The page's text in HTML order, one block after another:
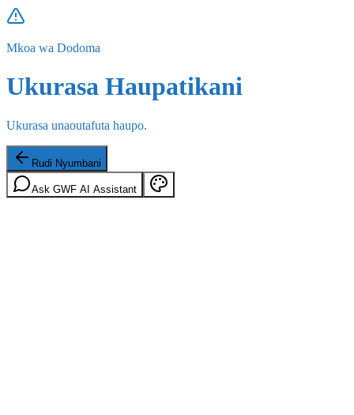
Mkoa wa Dodoma
Ukurasa Haupatikani
Ukurasa unaoutafuta haupo.
Rudi Nyumbani
Ask GWF AI Assistant